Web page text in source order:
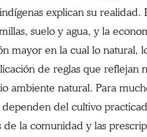
explican su
suelo y agua, y la
mayor en la cual lo natural,
de reglas que reflejan
ambiente natural. Para
del cultivo
de la comunidad y las